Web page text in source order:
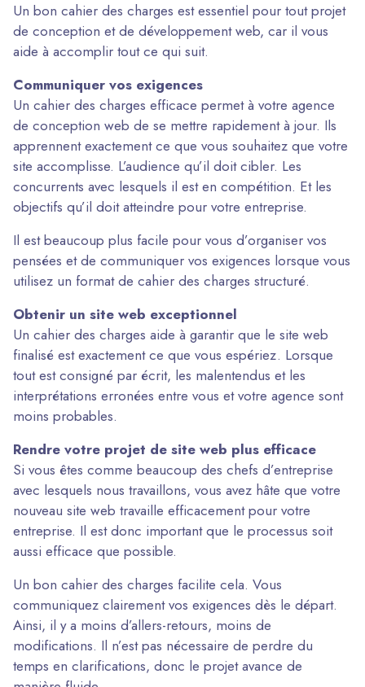
Un bon cahier des charges est essentiel pour tout projet
de conception et de développement web, car il vous
aide à accomplir tout ce qui suit.
Communiquer vos exigences
Un cahier des charges efficace permet à votre agence
de conception web de se mettre rapidement à jour. Ils
apprennent exactement ce que vous souhaitez que votre
site accomplisse. L’audience qu’il doit cibler. Les
concurrents avec lesquels il est en compétition. Et les
objectifs qu’il doit atteindre pour votre entreprise.
Il est beaucoup plus facile pour vous d’organiser vos
pensées et de communiquer vos exigences lorsque vous
utilisez un format de cahier des charges structuré.
Obtenir un site web exceptionnel
Un cahier des charges aide à garantir que le site web
finalisé est exactement ce que vous espériez. Lorsque
tout est consigné par écrit, les malentendus et les
interprétations erronées entre vous et votre agence sont
moins probables.
Rendre votre projet de site web plus efficace
Si vous êtes comme beaucoup des chefs d’entreprise
avec lesquels nous travaillons, vous avez hâte que votre
nouveau site web travaille efficacement pour votre
entreprise. Il est donc important que le processus soit
aussi efficace que possible.
Un bon cahier des charges facilite cela. Vous
communiquez clairement vos exigences dès le départ.
Ainsi, il y a moins d’allers-retours, moins de
modifications. Il n’est pas nécessaire de perdre du
temps en clarifications, donc le projet avance de